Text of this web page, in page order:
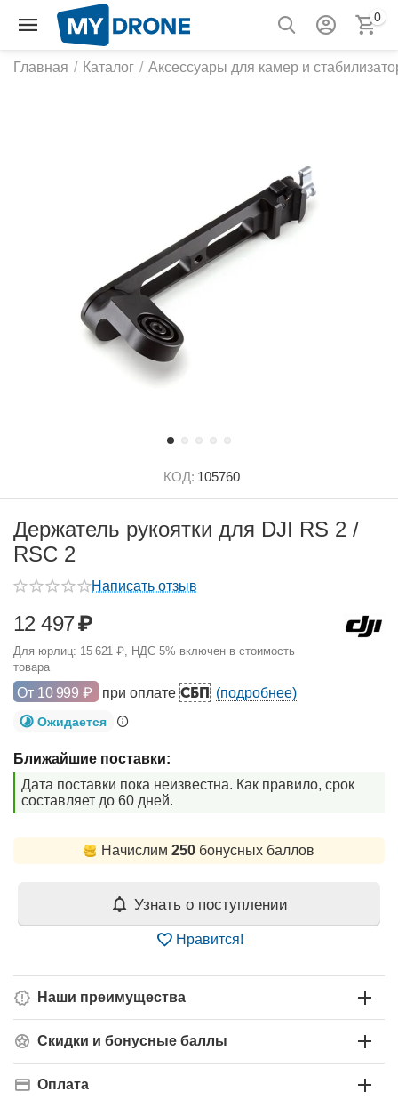
0
Главная / Каталог / Аксессуары для камер и
КОД: 105760
Держатель рукоятки для DJI RS 2 /
RSC 2
Написать отзыв
12 497₽
Для юрлиц: 15 621 ₽, НДС 5% включен в стоимость
товара
От 10 999 ₽ при оплатеСБП (подробнее)
Ожидается
Ближайшие поставки:
Дата поставки пока неизвестна. Как правило, срок
составляет до 60 дней.
Начислим 250 бонусных баллов
Узнать о поступлении
Нравится!
Наши преимущества
Скидки и бонусные баллы
Оплата